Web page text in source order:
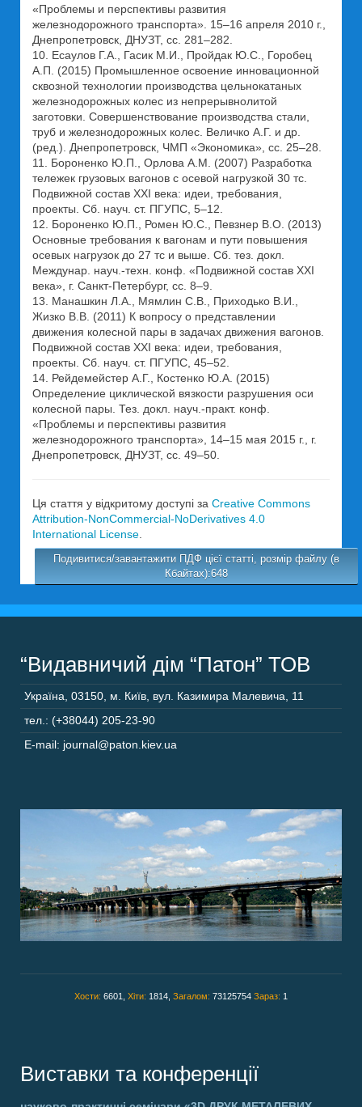
«Проблемы и перспективы развития
железнодорожного транспорта». 15–16 апреля 2010 г.,
Днепропетровск, ДНУЗТ, сс. 281–282.
10. Есаулов Г.А., Гасик М.И., Пройдак Ю.С., Горобец
А.П. (2015) Промышленное освоение инновационной
сквозной технологии производства цельнокатаных
железнодорожных колес из непрерывнолитой
заготовки. Совершенствование производства стали,
труб и железнодорожных колес. Величко А.Г. и др.
(ред.). Днепропетровск, ЧМП «Экономика», сс. 25–28.
11. Бороненко Ю.П., Орлова А.М. (2007) Разработка
тележек грузовых вагонов с осевой нагрузкой 30 тс.
Подвижной состав XXI века: идеи, требования,
проекты. Сб. науч. ст. ПГУПС, 5–12.
12. Бороненко Ю.П., Ромен Ю.С., Певзнер В.О. (2013)
Основные требования к вагонам и пути повышения
осевых нагрузок до 27 тс и выше. Сб. тез. докл.
Междунар. науч.-техн. конф. «Подвижной состав XXI
века», г. Санкт-Петербург, сс. 8–9.
13. Манашкин Л.А., Мямлин С.В., Приходько В.И.,
Жизко В.В. (2011) К вопросу о представлении
движения колесной пары в задачах движения вагонов.
Подвижной состав XXI века: идеи, требования,
проекты. Сб. науч. ст. ПГУПС, 45–52.
14. Рейдемейстер А.Г., Костенко Ю.А. (2015)
Определение циклической вязкости разрушения оси
колесной пары. Тез. докл. науч.-практ. конф.
«Проблемы и перспективы развития
железнодорожного транспорта», 14–15 мая 2015 г., г.
Днепропетровск, ДНУЗТ, сс. 49–50.
Ця стаття у відкритому доступі за Creative Commons
Attribution-NonCommercial-NoDerivatives 4.0
International License
Подивитися/завантажити ПДФ цієї статті, розмір файлу (в
Кбайтах):648
“Видавничий дім “Патон” ТОВ
Україна 03150 м. Київ, вул. Казимира Малевича, 11
тел.: (+38044) 205-23-90
E-mail: journal@paton.kiev.ua
Хости: 6601, Хіти: 1814, Загалом: 73125754 Зараз: 1
Виставки та конференції